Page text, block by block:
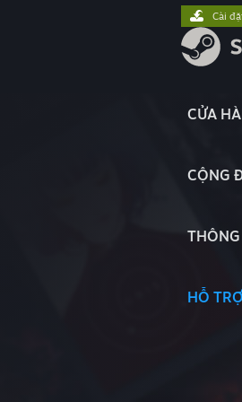
CỬA
CỘNG
HỖ TRỢ
Cài